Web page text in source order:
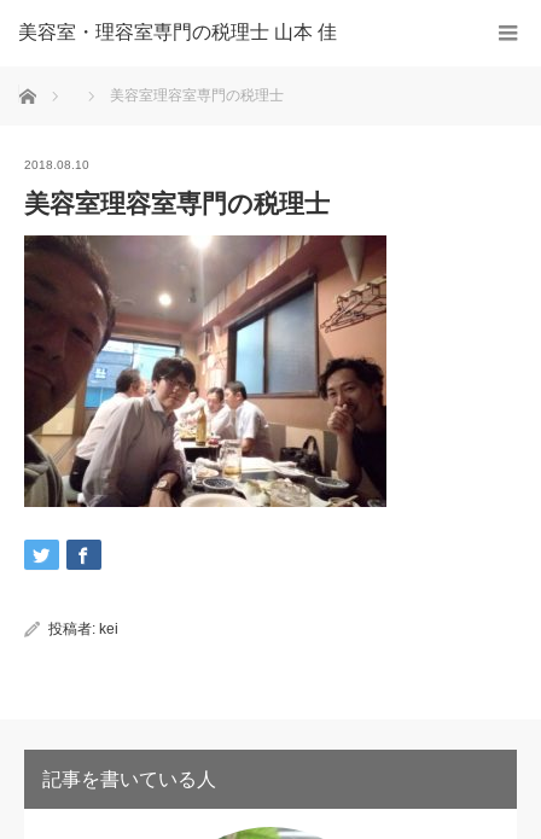
美容室・理容室専門の税理士 山本 佳
ホーム 美容室理容室専門の税理士
2018.08.10
美容室理容室専門の税理士
投稿者: kei
記事を書いている人